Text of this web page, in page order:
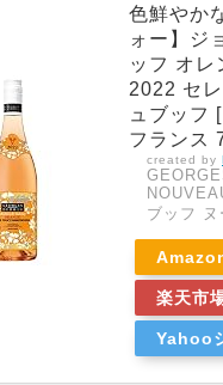
色鮮やか
ォー】ジ
ッフ オレ
2022 セ
ュブッフ
フランス
created by
ブッフ
楽天市
Yahoo